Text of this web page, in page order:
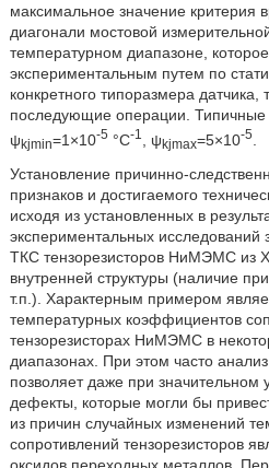
максимальное значение критерия
диагонали мостовой
температурном диапазоне,
экспериментальным путем по
конкретного типоразмера
последующие операции. Типичные
ψ kjmin=1×10-5 °C-1 , ψ kjmax=5×10-5
Установление причинно-
признаков и достигаемого
исходя из установленных в
экспериментальных исследований
ТКС тензорезисторов НиМЭМС из
внутренней структуры (наличие
т.п.). Характерным примером
температурных коэффициентов
тензорезисторах НиМЭМС в
диапазонах. При этом часто
позволяет даже при
дефекты, которые могли бы
из причин случайных изменений
сопротивлений тензорезисторов